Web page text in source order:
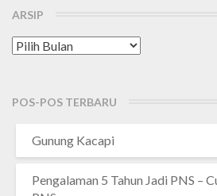
ARSIP
Arsip
POS-POS TERBARU
Gunung Kacapi
Pengalaman 5 Tahun Jadi PNS –